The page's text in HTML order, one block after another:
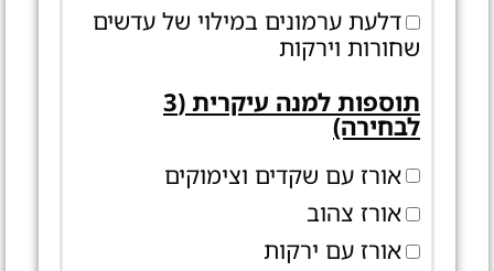
דלעת ערמונים במילוי של עדשים
שחורות וירקות
תוספות למנה עיקרית (3
לבחירה)
אורז עם שקדים וצימוקים
אורז צהוב
אורז עם ירקות